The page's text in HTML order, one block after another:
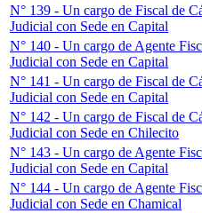
N° 139 - Un cargo de Fiscal de
Judicial con Sede en Capital
N° 140 - Un cargo de Agente
Judicial con Sede en Capital
N° 141 - Un cargo de Fiscal de
Judicial con Sede en Capital
N° 142 - Un cargo de Fiscal de
Judicial con Sede en Chilecito
N° 143 - Un cargo de Agente
Judicial con Sede en Capital
N° 144 - Un cargo de Agente
Judicial con Sede en Chamical